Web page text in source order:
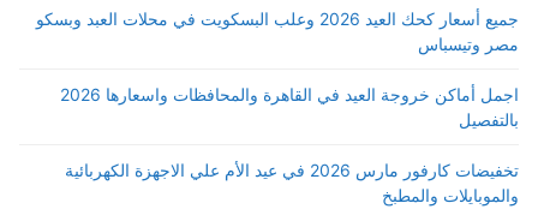
جميع أسعار كحك العيد 2026 وعلب البسكويت في محلات العبد وبسكو
مصر وتيسباس
اجمل أماكن خروجة العيد في القاهرة والمحافظات واسعارها 2026
بالتفصيل
تخفيضات كارفور مارس 2026 في عيد الأم علي الاجهزة الكهربائية
والموبايلات والمطبخ